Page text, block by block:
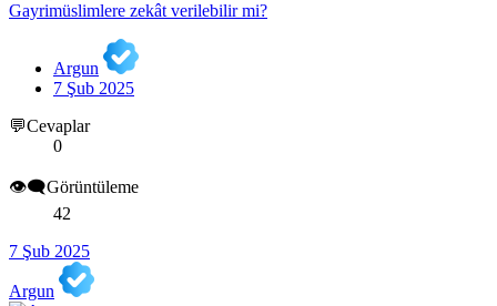
Gayrimüslimlere zekât verilebilir mi?
Argun
7 Şub 2025
💬Cevaplar
0
👁️‍🗨️Görüntüleme
42
7 Şub 2025
Argun